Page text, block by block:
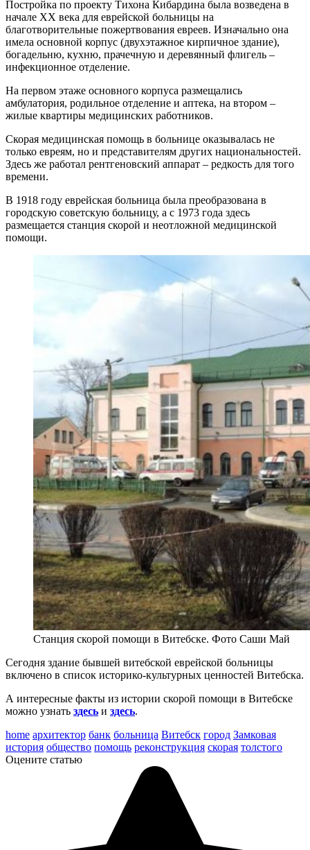
Постройка по проекту Тихона Кибардина была возведена в
начале ХХ века для еврейской больницы на
благотворительные пожертвования евреев. Изначально она
имела основной корпус (двухэтажное кирпичное здание),
богадельню, кухню, прачечную и деревянный флигель –
инфекционное отделение.
На первом этаже основного корпуса размещались
амбулатория, родильное отделение и аптека, на втором –
жилые квартиры медицинских работников.
Скорая медицинская помощь в больнице оказывалась не
только евреям, но и представителям других национальностей.
Здесь же работал рентгеновский аппарат – редкость для того
времени.
В 1918 году еврейская больница была преобразована в
городскую советскую больницу, а с 1973 года здесь
размещается станция скорой и неотложной медицинской
помощи.
Станция скорой помощи в Витебске. Фото Саши Май
Сегодня здание бывшей витебской еврейской больницы
включено в список историко-культурных ценностей Витебска.
А интересные факты из истории скорой помощи в Витебске
можно узнать здесь и здесь.
home архитектор банк больница Витебск город Замковая
история общество помощь реконструкция скорая толстого
Оцените статью